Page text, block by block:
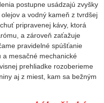
postupne usádzajú zvyšky
a vodný kameň z tvrdšej
pripravenej kávy, ktorá
a zároveň zaťažuje
pravidelné spúšťanie
mesačné mechanické
prehliadke rozoberieme
aj z miest, kam sa bežným